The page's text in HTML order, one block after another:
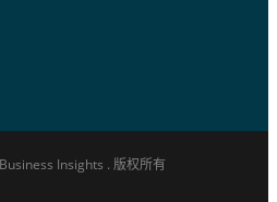
Insights . 版权所有